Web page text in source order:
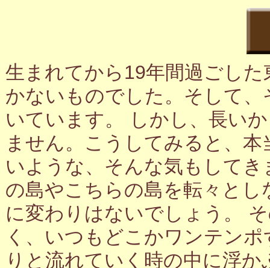
生まれてから19年間過ごし
かないものでした。そして
いています。 しかし、長い
ません。こうしてみると、
いような、そんな気もして
の島やこちらの島を転々と
に変わりはないでしょう。
く、いつもどこかワンテン
りと流れていく時の中に浮